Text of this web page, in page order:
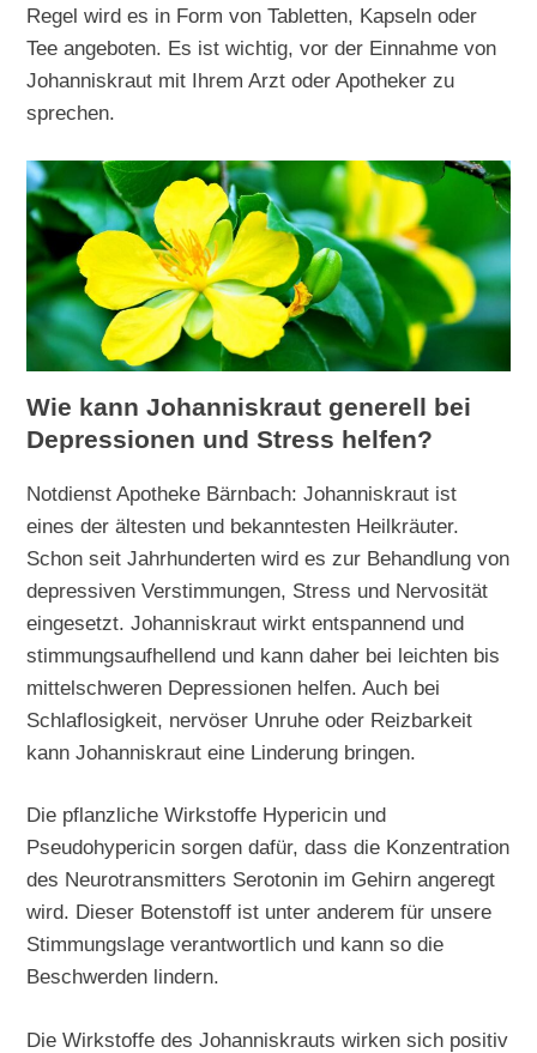
Regel wird es in Form von Tabletten, Kapseln oder
Tee angeboten. Es ist wichtig, vor der Einnahme von
Johanniskraut mit Ihrem Arzt oder Apotheker zu
sprechen.
Wie kann Johanniskraut generell bei
Depressionen und Stress helfen?
Notdienst Apotheke Bärnbach: Johanniskraut ist
eines der ältesten und bekanntesten Heilkräuter.
Schon seit Jahrhunderten wird es zur Behandlung von
depressiven Verstimmungen, Stress und Nervosität
eingesetzt. Johanniskraut wirkt entspannend und
stimmungsaufhellend und kann daher bei leichten bis
mittelschweren Depressionen helfen. Auch bei
Schlaflosigkeit, nervöser Unruhe oder Reizbarkeit
kann Johanniskraut eine Linderung bringen.
Die pflanzliche Wirkstoffe Hypericin und
Pseudohypericin sorgen dafür, dass die Konzentration
des Neurotransmitters Serotonin im Gehirn angeregt
wird. Dieser Botenstoff ist unter anderem für unsere
Stimmungslage verantwortlich und kann so die
Beschwerden lindern.
Die Wirkstoffe des Johanniskrauts wirken sich positiv